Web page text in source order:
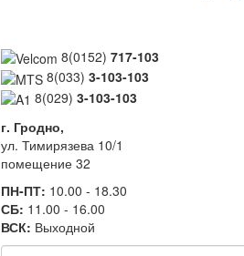
8(0152) 717-103
8(033) 3-103-103
8(029) 3-103-103
г. Гродно,
ул. Тимирязева 10/1
помещение 32
ПН-ПТ: 10.00 - 18.30
СБ: 11.00 - 16.00
ВСК: Выходной